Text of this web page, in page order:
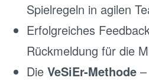
Spielregeln in agilen
Erfolgreiches
Rückmeldung für die
Die VeSiEr-Methode –